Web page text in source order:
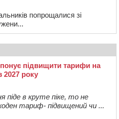
попрощалися зі
підвищити тарифи на
2027 року
піде в круте піке, то не
тариф- підвищений чи ...